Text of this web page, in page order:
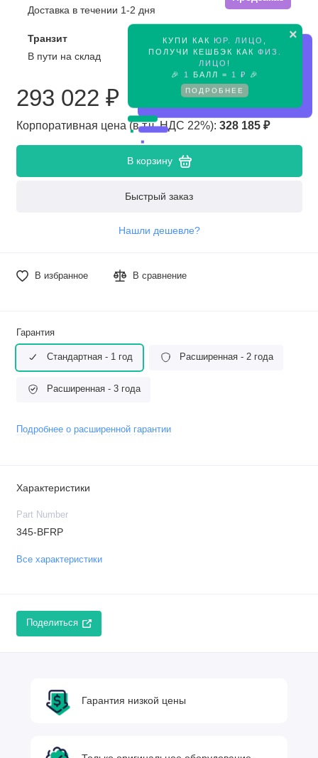
×
КУПИ КАК ЮР. ЛИЦО
ПОЛУЧИ КЕШБЭК КАК ФИЗ.
ЛИЦО !
🎉
1 БАЛЛ = 1 ₽ 🎉
ПОДРОБНЕЕ
Доставка в течении 1-2 дня
Транзит
Предзаказ
В пути на склад
293 022 ₽
Корпоративная цена (в т.ч. НДС 22%): 328 185 ₽
В корзину
Быстрый заказ
Нашли дешевле?
В избранное В сравнение
Гарантия
Стандартная - 1 год Расширенная - 2 года
Расширенная - 3 года
Подробнее о расширенной гарантии
Характеристики
Part Number
345-BFRP
Все характеристики
Поделиться
Гарантия низкой цены